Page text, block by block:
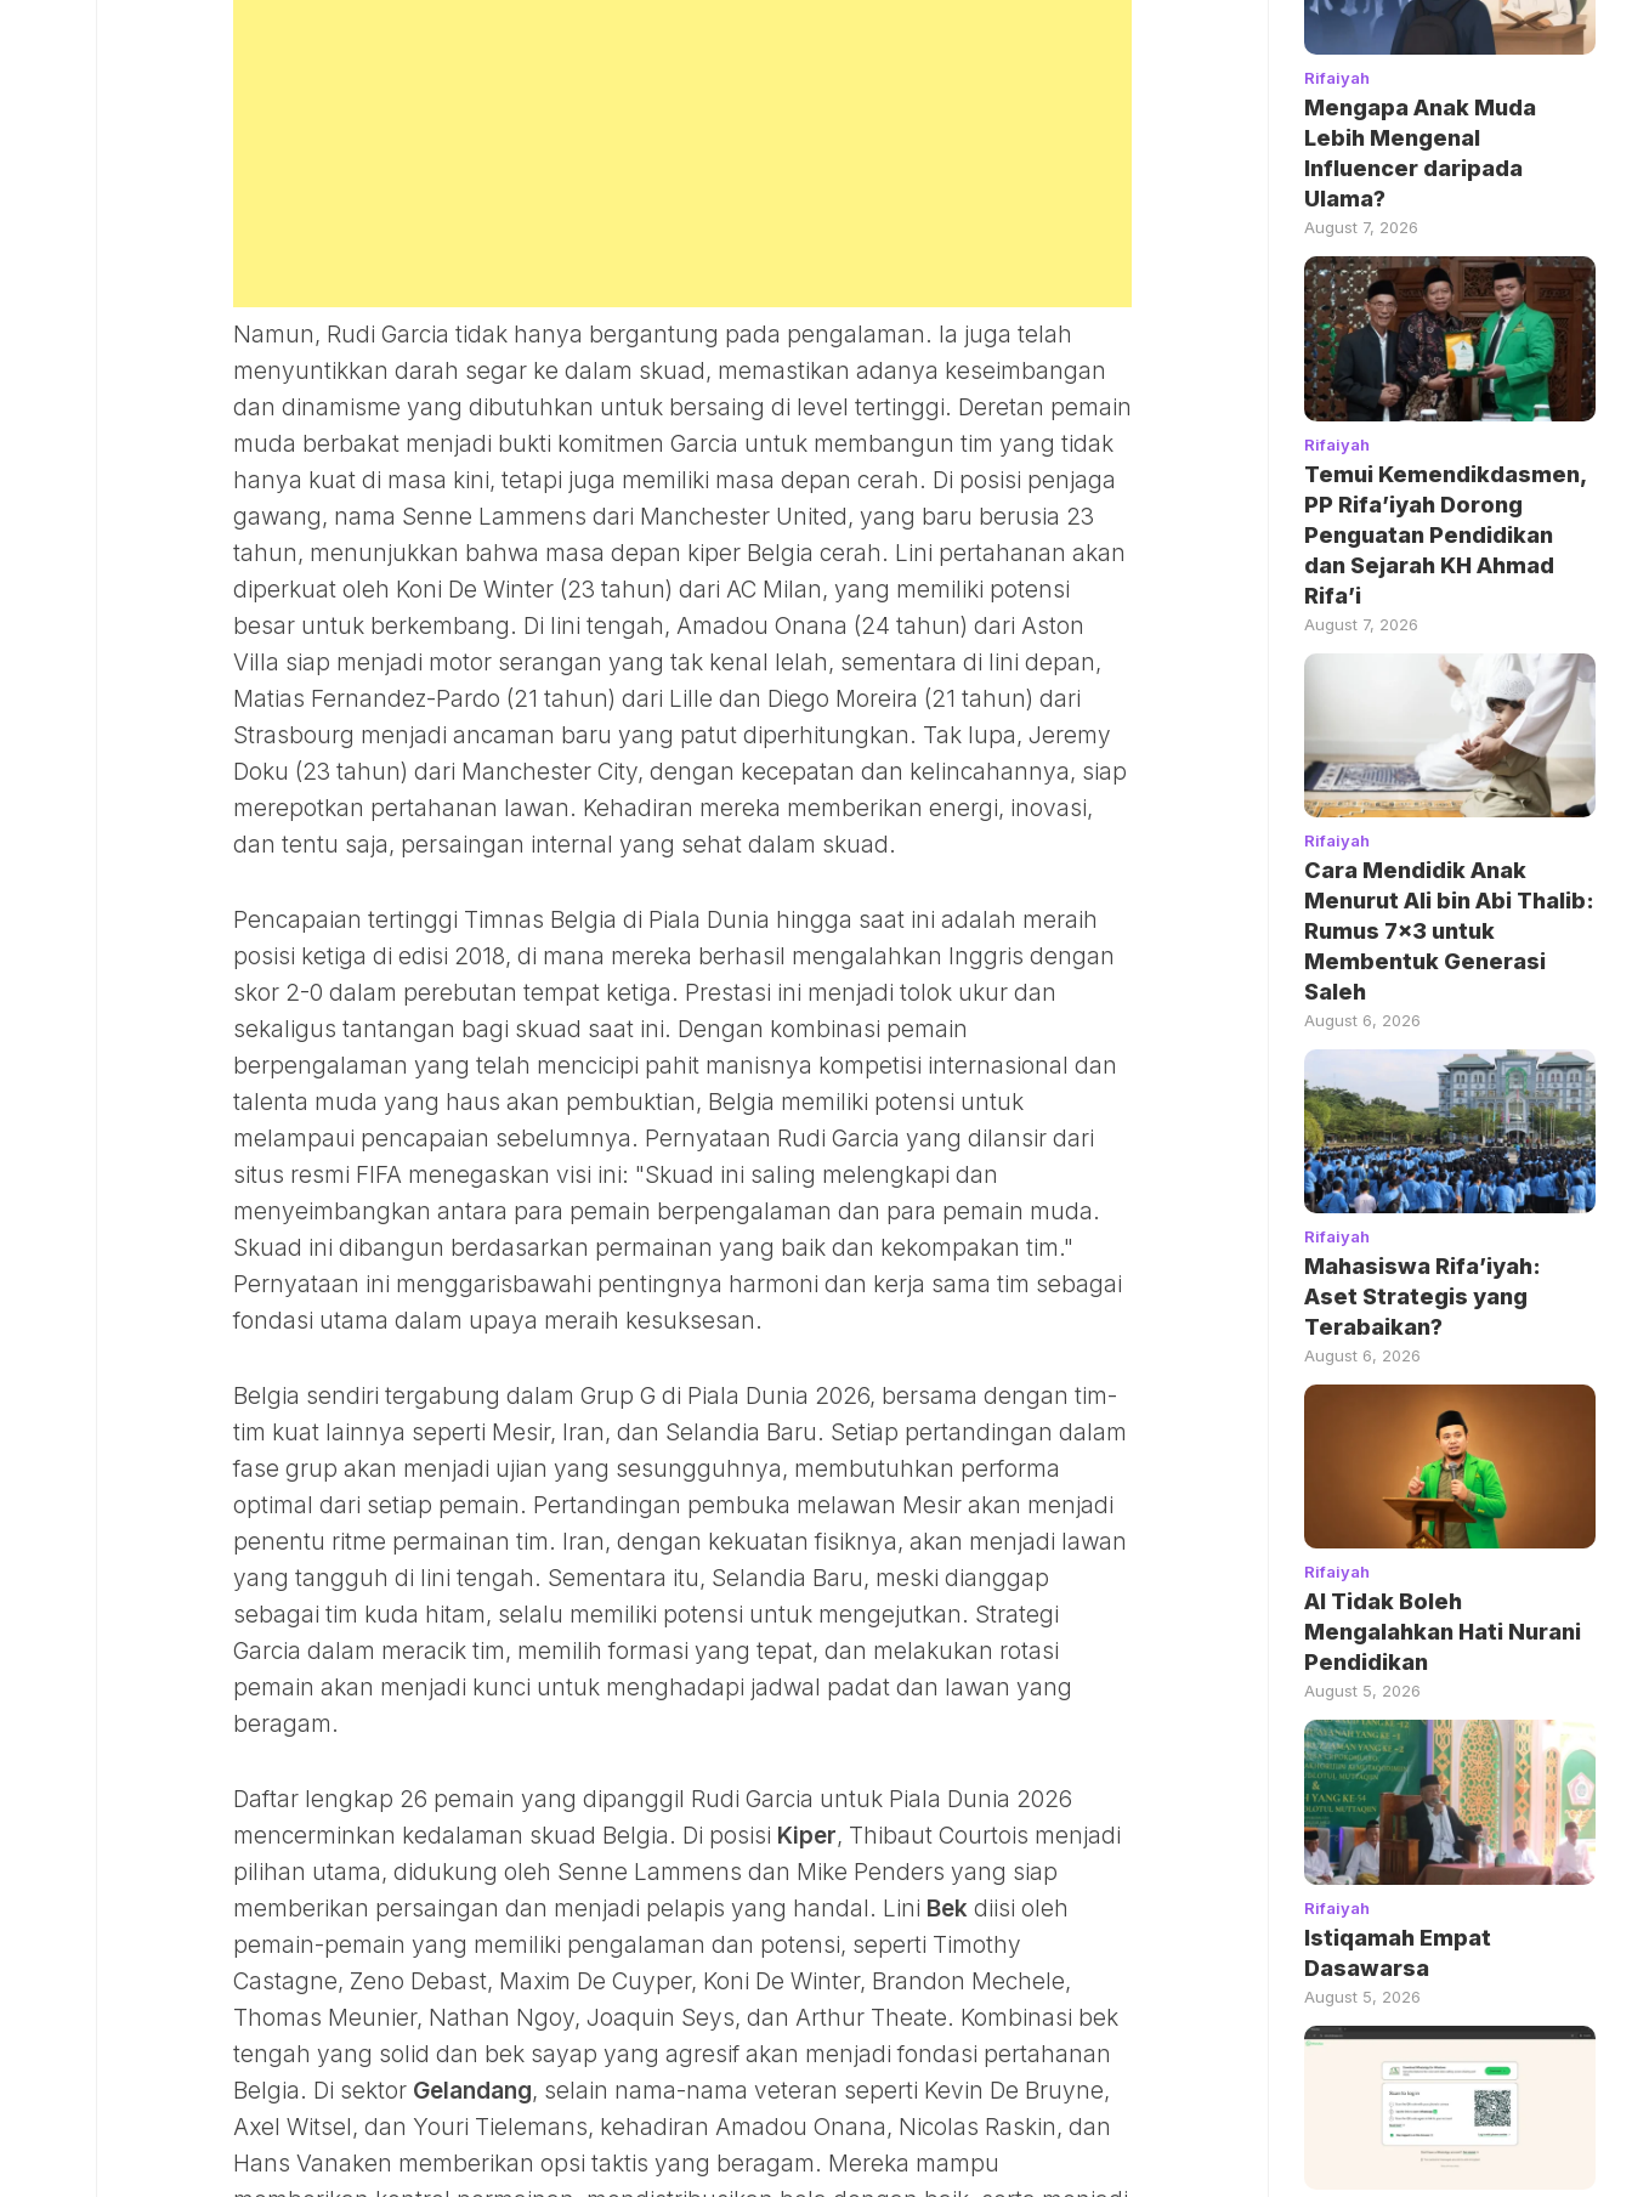
Namun, Rudi Garcia tidak hanya bergantung pada pengalaman. Ia juga telah
menyuntikkan darah segar ke dalam skuad, memastikan adanya keseimbangan
dan dinamisme yang dibutuhkan untuk bersaing di level tertinggi. Deretan pemain
muda berbakat menjadi bukti komitmen Garcia untuk membangun tim yang tidak
hanya kuat di masa kini, tetapi juga memiliki masa depan cerah. Di posisi penjaga
gawang, nama Senne Lammens dari Manchester United, yang baru berusia 23
tahun, menunjukkan bahwa masa depan kiper Belgia cerah. Lini pertahanan akan
diperkuat oleh Koni De Winter (23 tahun) dari AC Milan, yang memiliki potensi
besar untuk berkembang. Di lini tengah, Amadou Onana (24 tahun) dari Aston
Villa siap menjadi motor serangan yang tak kenal lelah, sementara di lini depan,
Matias Fernandez-Pardo (21 tahun) dari Lille dan Diego Moreira (21 tahun) dari
Strasbourg menjadi ancaman baru yang patut diperhitungkan. Tak lupa, Jeremy
Doku (23 tahun) dari Manchester City, dengan kecepatan dan kelincahannya, siap
merepotkan pertahanan lawan. Kehadiran mereka memberikan energi, inovasi,
dan tentu saja, persaingan internal yang sehat dalam skuad.
Pencapaian tertinggi Timnas Belgia di Piala Dunia hingga saat ini adalah meraih
posisi ketiga di edisi 2018, di mana mereka berhasil mengalahkan Inggris dengan
skor 2-0 dalam perebutan tempat ketiga. Prestasi ini menjadi tolok ukur dan
sekaligus tantangan bagi skuad saat ini. Dengan kombinasi pemain
berpengalaman yang telah mencicipi pahit manisnya kompetisi internasional dan
talenta muda yang haus akan pembuktian, Belgia memiliki potensi untuk
melampaui pencapaian sebelumnya. Pernyataan Rudi Garcia yang dilansir dari
situs resmi FIFA menegaskan visi ini: "Skuad ini saling melengkapi dan
menyeimbangkan antara para pemain berpengalaman dan para pemain muda.
Skuad ini dibangun berdasarkan permainan yang baik dan kekompakan tim."
Pernyataan ini menggarisbawahi pentingnya harmoni dan kerja sama tim sebagai
fondasi utama dalam upaya meraih kesuksesan.
Belgia sendiri tergabung dalam Grup G di Piala Dunia 2026, bersama dengan tim-
tim kuat lainnya seperti Mesir, Iran, dan Selandia Baru. Setiap pertandingan dalam
fase grup akan menjadi ujian yang sesungguhnya, membutuhkan performa
optimal dari setiap pemain. Pertandingan pembuka melawan Mesir akan menjadi
penentu ritme permainan tim. Iran, dengan kekuatan fisiknya, akan menjadi lawan
yang tangguh di lini tengah. Sementara itu, Selandia Baru, meski dianggap
sebagai tim kuda hitam, selalu memiliki potensi untuk mengejutkan. Strategi
Garcia dalam meracik tim, memilih formasi yang tepat, dan melakukan rotasi
pemain akan menjadi kunci untuk menghadapi jadwal padat dan lawan yang
beragam.
Daftar lengkap 26 pemain yang dipanggil Rudi Garcia untuk Piala Dunia 2026
mencerminkan kedalaman skuad Belgia. Di posisi Kiper, Thibaut Courtois menjadi
pilihan utama, didukung oleh Senne Lammens dan Mike Penders yang siap
memberikan persaingan dan menjadi pelapis yang handal. Lini Bek diisi oleh
pemain-pemain yang memiliki pengalaman dan potensi, seperti Timothy
Castagne, Zeno Debast, Maxim De Cuyper, Koni De Winter, Brandon Mechele,
Thomas Meunier, Nathan Ngoy, Joaquin Seys, dan Arthur Theate. Kombinasi bek
tengah yang solid dan bek sayap yang agresif akan menjadi fondasi pertahanan
Belgia. Di sektor Gelandang, selain nama-nama veteran seperti Kevin De Bruyne,
Axel Witsel, dan Youri Tielemans, kehadiran Amadou Onana, Nicolas Raskin, dan
Hans Vanaken memberikan opsi taktis yang beragam. Mereka mampu
Rifaiyah
Mengapa Anak Muda
Lebih Mengenal
Influencer daripada
Ulama?
August 7, 2026
Rifaiyah
Temui Kemendikdasmen,
PP Rifa’iyah Dorong
Penguatan Pendidikan
dan Sejarah KH Ahmad
Rifa’i
August 7, 2026
Rifaiyah
Cara Mendidik Anak
Menurut Ali bin Abi Thalib:
Rumus 7×3 untuk
Membentuk Generasi
Saleh
August 6, 2026
Rifaiyah
Mahasiswa Rifa’iyah:
Aset Strategis yang
Terabaikan?
August 6, 2026
Rifaiyah
AI Tidak Boleh
Mengalahkan Hati Nurani
Pendidikan
August 5, 2026
Rifaiyah
Istiqamah Empat
Dasawarsa
August 5, 2026